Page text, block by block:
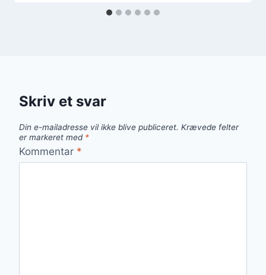
Skriv et svar
Din e-mailadresse vil ikke blive publiceret. Krævede felter
er markeret med *
Kommentar *